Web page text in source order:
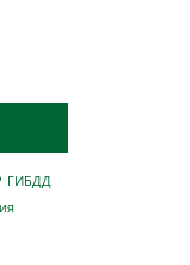
ГИБДД